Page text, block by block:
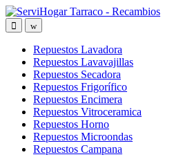
Saltar
a
navegación
saltar
al
contenido
OpenClose
Repuestos Lavadora
Repuestos Lavavajillas
Repuestos Secadora
Repuestos Frigorífico
Repuestos Encimera
Repuestos Vitroceramica
Repuestos Horno
Repuestos Microondas
Repuestos Campana